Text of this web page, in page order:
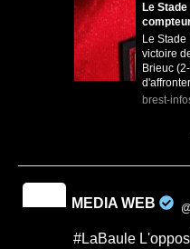
Le
Le
victoire
Brieuc
brest-
MEDIA WEB
#LaBaule